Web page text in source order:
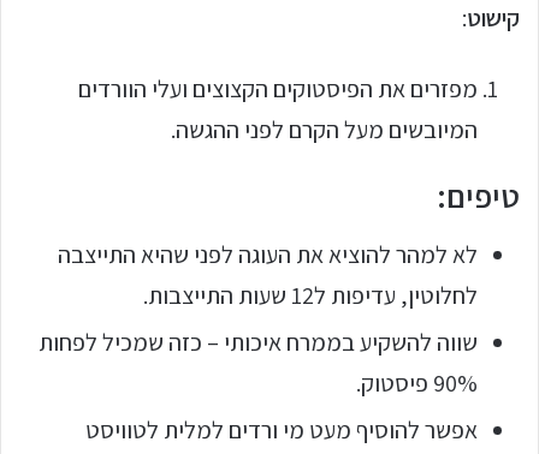
קישוט:
מפזרים את הפיסטוקים הקצוצים ועלי הוורדים
המיובשים מעל הקרם לפני ההגשה.
טיפים:
לא למהר להוציא את העוגה לפני שהיא התייצבה
לחלוטין, עדיפות ל12 שעות התייצבות.
שווה להשקיע בממרח איכותי – כזה שמכיל לפחות
90% פיסטוק.
אפשר להוסיף מעט מי ורדים למלית לטוויסט